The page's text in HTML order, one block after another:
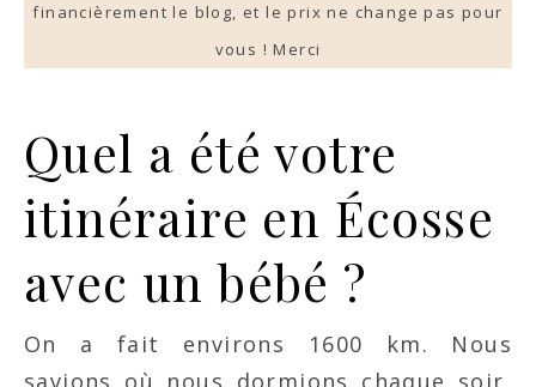
financièrement le blog, et le prix ne change pas pour
vous ! Merci
Quel a été votre
itinéraire en Écosse
avec un bébé ?
On a fait environs 1600 km. Nous
savions où nous dormions chaque soir,